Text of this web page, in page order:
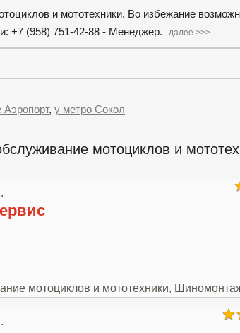
и мототехники. Во избежание
+7 (958) 751-42-88 - Менеджер.
далее >>>
Аэропорт, у метро Сокол
мотоциклов и
мотоциклов и мототехники,